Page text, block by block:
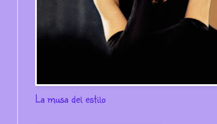
La musa del estilo